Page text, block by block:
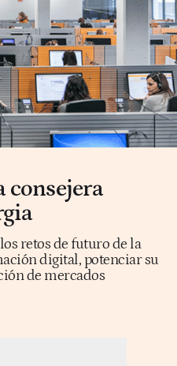
consejera
retos de futuro de la
digital, potenciar su
de mercados